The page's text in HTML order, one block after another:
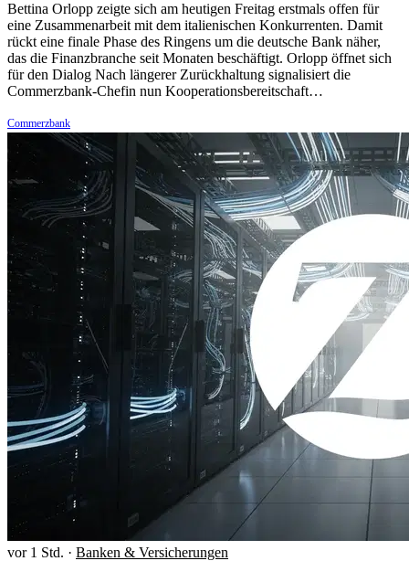
Bettina Orlopp zeigte sich am heutigen Freitag erstmals offen für
eine Zusammenarbeit mit dem italienischen Konkurrenten. Damit
rückt eine finale Phase des Ringens um die deutsche Bank näher,
das die Finanzbranche seit Monaten beschäftigt. Orlopp öffnet sich
für den Dialog Nach längerer Zurückhaltung signalisiert die
Commerzbank-Chefin nun Kooperationsbereitschaft…
Commerzbank
vor 1 Std. · Banken & Versicherungen